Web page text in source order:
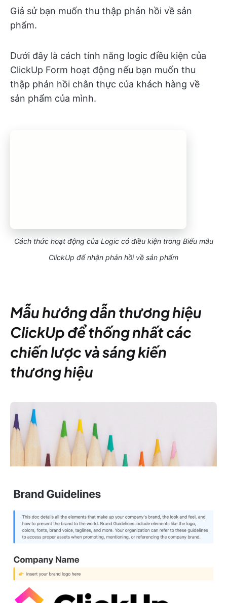
Giả sử bạn muốn thu thập phản hồi về sản
phẩm.
Dưới đây là cách tính năng logic điều kiện của
ClickUp Form hoạt động nếu bạn muốn thu
thập phản hồi chân thực của khách hàng về
sản phẩm của mình.
Cách thức hoạt động của Logic có điều kiện trong Biểu mẫu
ClickUp để nhận phản hồi về sản phẩm
Mẫu hướng dẫn thương hiệu
ClickUp để thống nhất các
chiến lược và sáng kiến
thương hiệu